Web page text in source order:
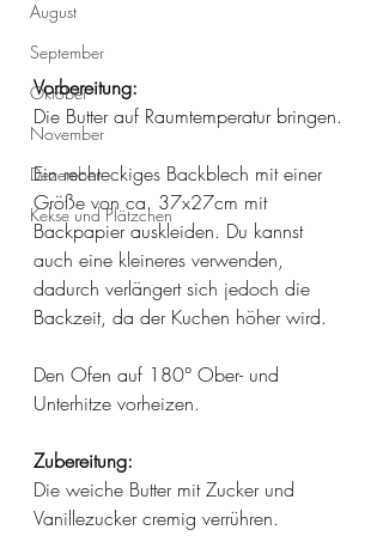
August
September
Oktober
November
Dezember
Kekse und Plätzchen
Vorbereitung:
Die Butter auf Raumtemperatur bringen.
Ein rechteckiges Backblech mit einer
Größe von ca. 37x27cm mit
Backpapier auskleiden. Du kannst
auch eine kleineres verwenden,
dadurch verlängert sich jedoch die
Backzeit, da der Kuchen höher wird.
Den Ofen auf 180° Ober- und
Unterhitze vorheizen.
Zubereitung:
Die weiche Butter mit Zucker und
Vanillezucker cremig verrühren.